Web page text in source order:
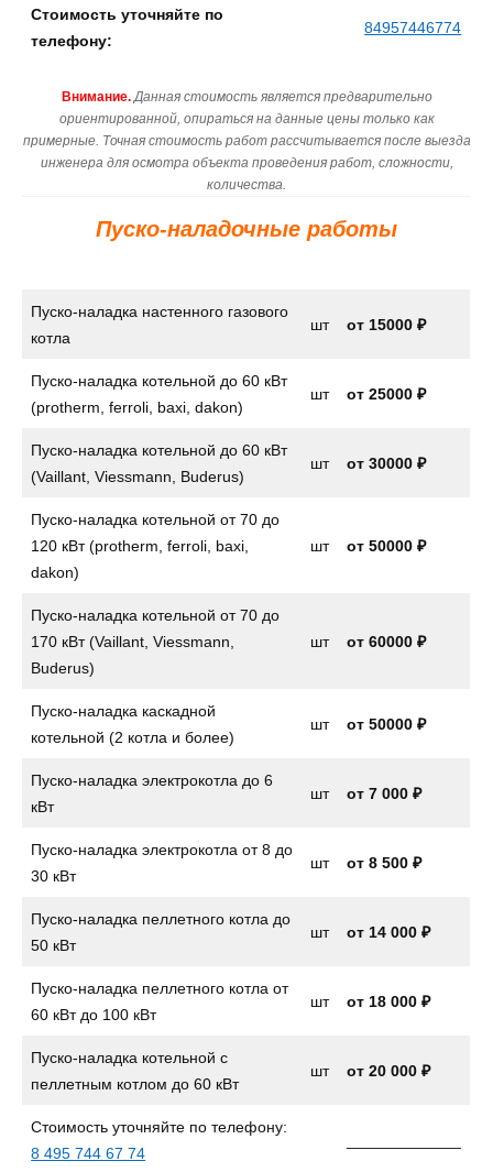
Стоимость уточняйте по
телефону:
84957446774
Внимание. Данная стоимость является предварительно
ориентированной, опираться на данные цены только как
примерные. Точная стоимость работ рассчитывается после выезда
инженера для осмотра объекта проведения работ, сложности,
количества.
Пуско-наладочные работы
Пуско-наладка настенного газового
котла
шт от 15000 ₽
Пуско-наладка котельной до 60 кВт
(protherm, ferroli, baxi, dakon)
шт от 25000 ₽
Пуско-наладка котельной до 60 кВт
(Vaillant, Viessmann, Buderus)
шт от 30000 ₽
Пуско-наладка котельной от 70 до
120 кВт (protherm, ferroli, baxi,
dakon)
шт от 50000 ₽
Пуско-наладка котельной от 70 до
170 кВт (Vaillant, Viessmann,
Buderus)
шт от 60000 ₽
Пуско-наладка каскадной
котельной (2 котла и более)
шт от 50000 ₽
Пуско-наладка электрокотла до 6
кВт
шт от 7 000 ₽
Пуско-наладка электрокотла от 8 до
30 кВт
шт от 8 500 ₽
Пуско-наладка пеллетного котла до
50 кВт
шт от 14 000 ₽
Пуско-наладка пеллетного котла от
60 кВт до 100 кВт
шт от 18 000 ₽
Пуско-наладка котельной с
пеллетным котлом до 60 кВт
шт от 20 000 ₽
Стоимость уточняйте по телефону:
8 495 744 67 74